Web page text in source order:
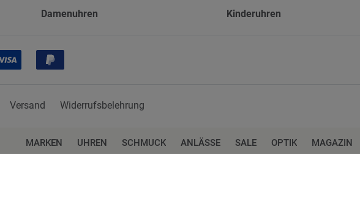
Damenuhren Kinderuhren
Versand Widerrufsbelehrung
MARKEN UHREN SCHMUCK ANLÄSSE SALE OPTIK MAGAZIN